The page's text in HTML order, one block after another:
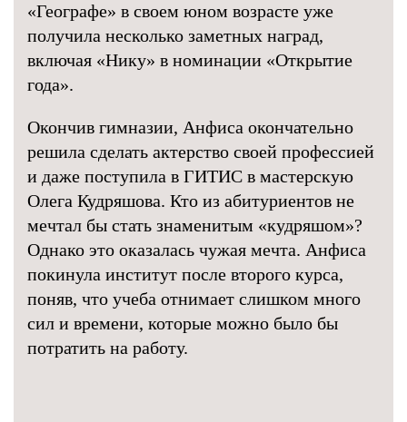
«Географе» в своем юном возрасте уже
получила несколько заметных наград,
включая «Нику» в номинации «Открытие
года».
Окончив гимназии, Анфиса окончательно
решила сделать актерство своей профессией
и даже поступила в ГИТИС в мастерскую
Олега Кудряшова. Кто из абитуриентов не
мечтал бы стать знаменитым «кудряшом»?
Однако это оказалась чужая мечта. Анфиса
покинула институт после второго курса,
поняв, что учеба отнимает слишком много
сил и времени, которые можно было бы
потратить на работу.